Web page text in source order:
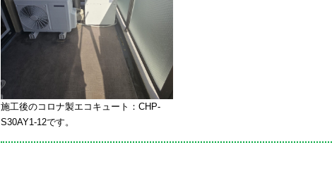
施工後のコロナ製エコキュート：CHP-
S30AY1-12です。